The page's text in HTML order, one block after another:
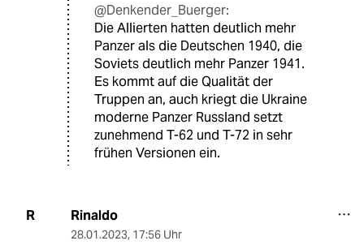
@Denkender_Buerger:
Die Allierten hatten deutlich mehr
Panzer als die Deutschen 1940, die
Soviets deutlich mehr Panzer 1941.
Es kommt auf die Qualität der
Truppen an, auch kriegt die Ukraine
moderne Panzer Russland setzt
zunehmend T-62 und T-72 in sehr
frühen Versionen ein.
R Rinaldo
28.01.2023, 17:56 Uhr